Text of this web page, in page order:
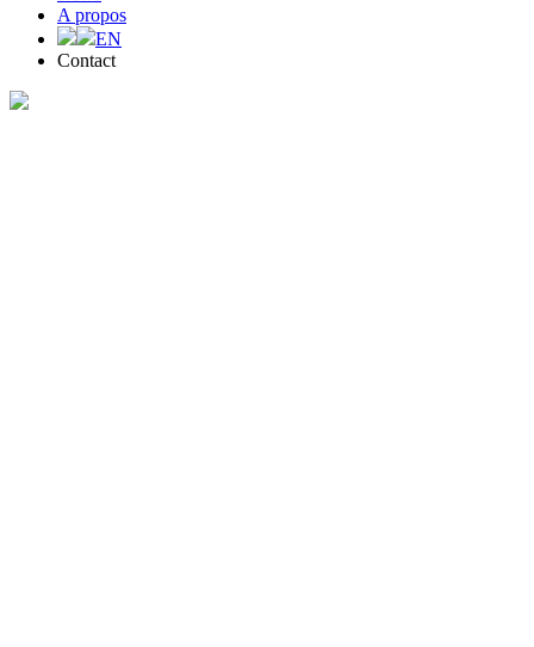
A propos
EN
Contact